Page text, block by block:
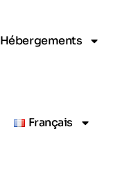
Hébergements
Français